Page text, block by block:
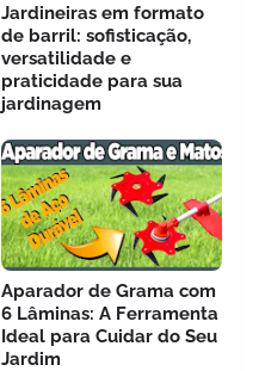
Jardineiras em formato
de barril: sofisticação,
versatilidade e
praticidade para sua
jardinagem
Aparador de Grama com
6 Lâminas: A Ferramenta
Ideal para Cuidar do Seu
Jardim